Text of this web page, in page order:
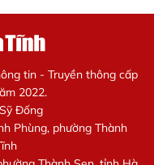
tin - Truyền thông cấp
2022.
Đống
Phùng, phường Thành